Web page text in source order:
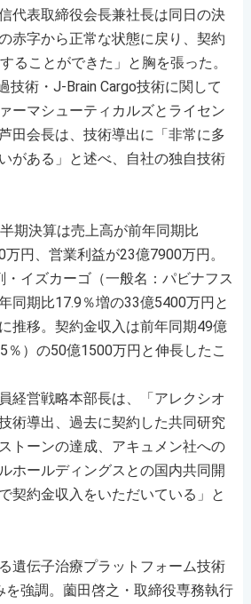
代表取締役会長兼社長は同日の決
赤字から正常な状態に戻り、契約
ることができた」と胸を張った。
技術・J-Brain Cargo技術に関して
ーマシューティカルズとライセン
田会長は、技術導出に「非常に多
がある」と述べ、自社の独自技術
期決算は売上高が前年同期比
円、営業利益が23億7900万円。
・イズカーゴ（一般名：パビナフス
期比17.9％増の33億5400万円と
推移。契約金収入は前年同期49億
％）の50億1500万円と伸長したこ
経営戦略本部長は、「アレクシオ
術導出、過去に契約した共同研究
トーンの達成、アキュメン社への
ホールディングスとの国内共同開
契約金収入をいただいている」と
遺伝子治療プラットフォーム技術
を強調。薗田啓之・取締役専務執行